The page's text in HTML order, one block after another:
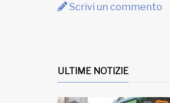
Scrivi un commento
ULTIME NOTIZIE